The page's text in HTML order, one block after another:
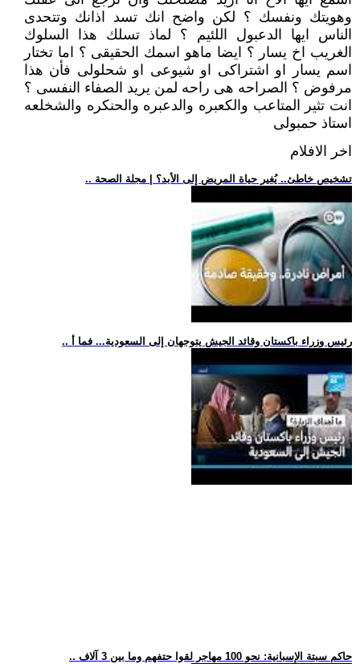
وهويتك ونفسك ؟ لكن واضح انك تسد اذانك وتتحدى
الناس ايها الدعبول اللئيم ؟ لماذ تسلك هذا السلوك
الغريب اخ يسار ؟ ايضا ماهو اسمك الحقيقى ؟ اما تختار
اسم يسار او اشتراكى او شيوعى او شحلولى فأن هذا
مرفوض ؟ الصراحه هى راحه لمن يريد الصفاء النفسى ؟
انت تثير المتاعب والكعبره والدعبره والحنكره والشخلعه
استاذ حمبولى
اخر الافلام
.. تشخيص خاطئ.. يُغير حياة المريض إلى الأبد؟ | مجلة الصحة
.. رئيس وزراء باكستان وقائد الجيش يتوجهان إلى السعودية... فما أ
.. حاكم سبتة الإسبانية: نحو 100 مهاجر لقوا حتفهم وما بين 3 آلاف